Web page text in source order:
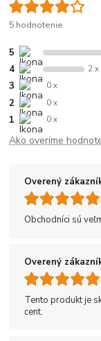
5 hodnotenie
5
4 2 x
3 0 x
2 0 x
1 0 x
Ako overíme
Overený
Obchodníci sú
Overený
Tento produkt je
cent.